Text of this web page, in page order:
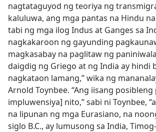
nagtataguyod ng teoriya ng
kaluluwa, ang mga pantas na Hindu
tabi ng mga ilog Indus at Ganges sa
nagkakaroon ng gayunding
magkasabay na paglitaw ng
daigdig ng Griego at ng India ay hindi
nagkataon lamang,” wika ng
Arnold Toynbee. “Ang iisang
impluwensiya] nito,” sabi ni Toynbee,
na lipunan ng mga Eurasiano, na
siglo B.C., ay lumusong sa India,